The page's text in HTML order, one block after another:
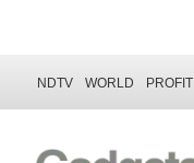
NDTV WORLD PROFIT